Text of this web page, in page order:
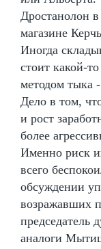
Дростанолон
магазине
Иногда
стоит какой-
методом тыка
Дело в том,
и рост
более
Именно риск
всего
обсуждении
возражавших
председатель
аналоги